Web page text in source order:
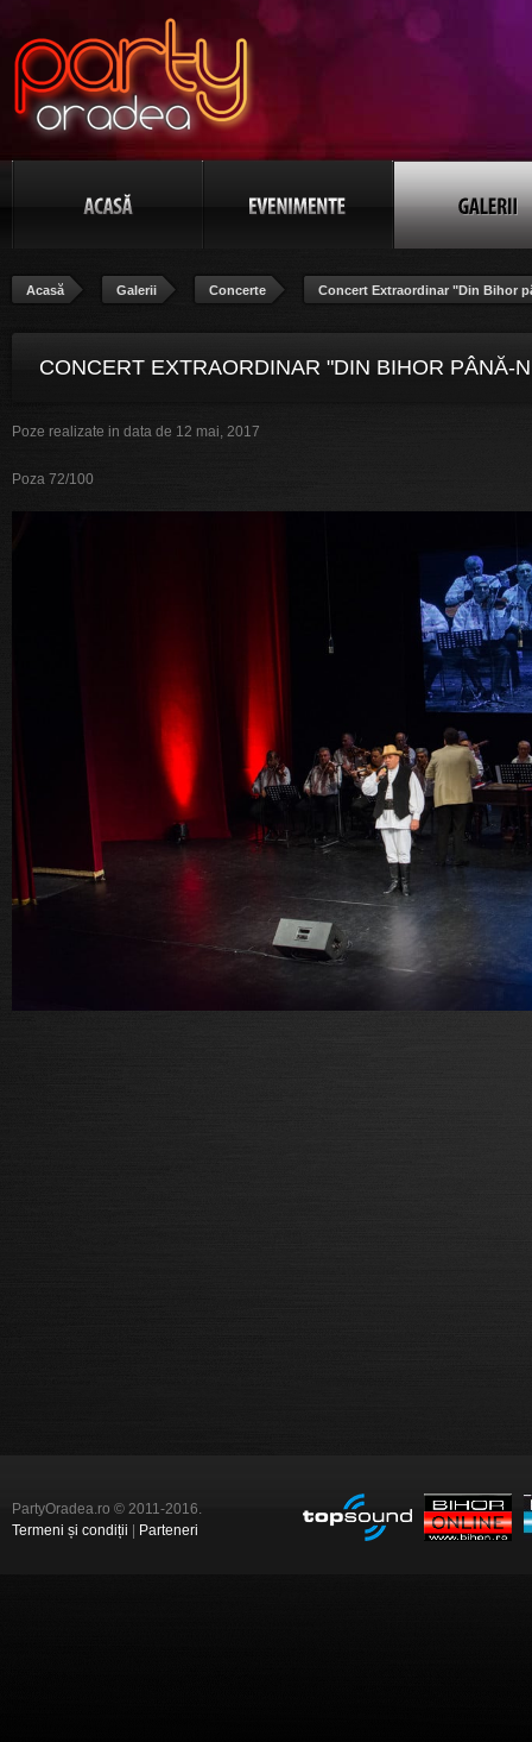
Acasă Galerii Concerte Concert Extraordinar "Din Bihor
CONCERT EXTRAORDINAR "DIN BIHOR PÂNĂ-N
Poze realizate in data de 12 mai, 2017
Poza 72/100
PartyOradea.ro © 2011-2016.
Termeni și condiții
Parteneri